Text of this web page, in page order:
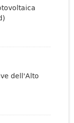
dell'Alto